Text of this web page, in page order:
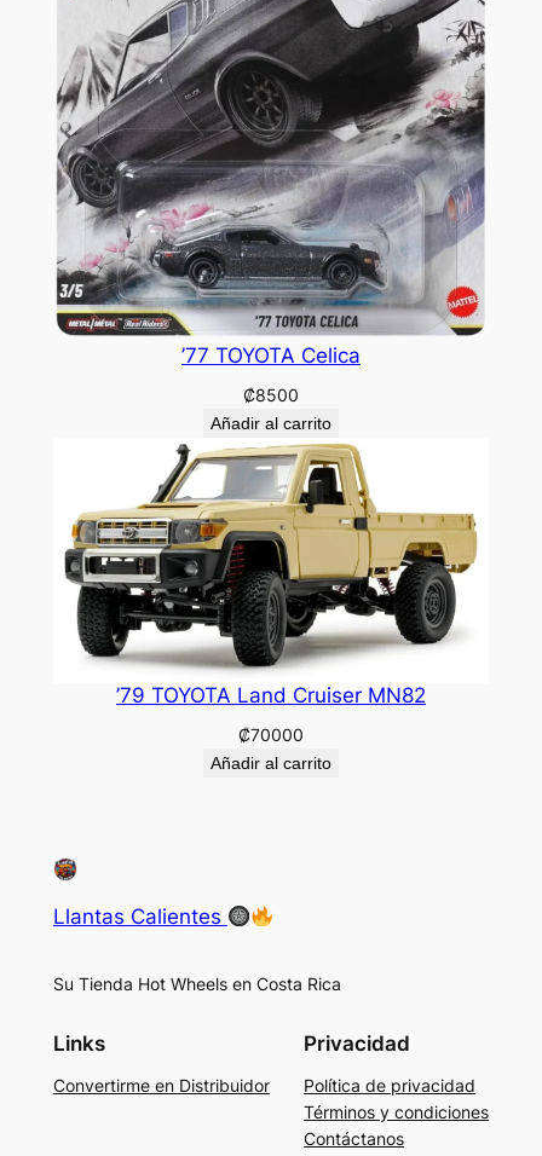
’77 TOYOTA Celica
₡8500
Añadir al carrito
’79 TOYOTA Land Cruiser MN82
₡70000
Añadir al carrito
Llantas Calientes
Su Tienda Hot Wheels en Costa Rica
Links
Convertirme en Distribuidor
Privacidad
Política de privacidad
Términos y condiciones
Contáctanos